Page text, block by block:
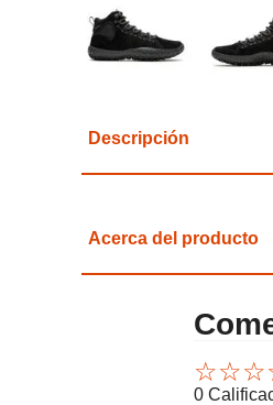
Descripción
Acerca del producto
☆☆☆
0